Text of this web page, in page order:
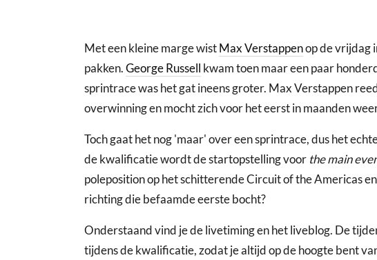
Met een kleine marge wistMax Verstappenop de vrijdag
pakken.George Russell kwam toen maar een paar
sprintrace was het gat ineens groter. Max Verstappen
overwinning en mocht zich voor het eerst in maanden
Toch gaat het nog 'maar' over een sprintrace, dus het
de kwalificatie wordt de startopstelling voor the main
poleposition op het schitterende Circuit of the Americas
richting die befaamde eerste bocht?
Onderstaand vind je de livetiming en het liveblog. De
tijdens de kwalificatie, zodat je altijd op de hoogte bent